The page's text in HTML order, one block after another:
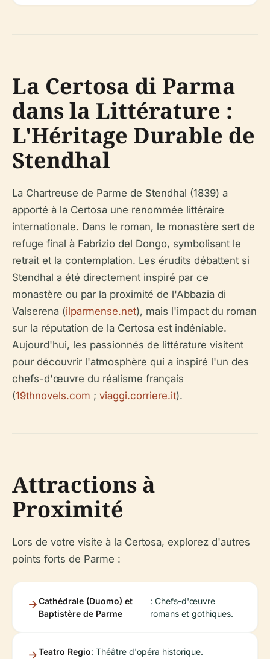
La Certosa di Parma
dans la Littérature :
L'Héritage Durable de
Stendhal
La Chartreuse de Parme de Stendhal (1839) a
apporté à la Certosa une renommée littéraire
internationale. Dans le roman, le monastère sert de
refuge final à Fabrizio del Dongo, symbolisant le
retrait et la contemplation. Les érudits débattent si
Stendhal a été directement inspiré par ce
monastère ou par la proximité de l'Abbazia di
Valserena (ilparmense.net), mais l'impact du roman
sur la réputation de la Certosa est indéniable.
Aujourd'hui, les passionnés de littérature visitent
pour découvrir l'atmosphère qui a inspiré l'un des
chefs-d'œuvre du réalisme français
(19thnovels.com ; viaggi.corriere.it).
Attractions à
Proximité
Lors de votre visite à la Certosa, explorez d'autres
points forts de Parme :
Cathédrale (Duomo) et
Baptistère de Parme
: Chefs-d'œuvre
romans et gothiques.
Teatro Regio: Théâtre d'opéra historique.